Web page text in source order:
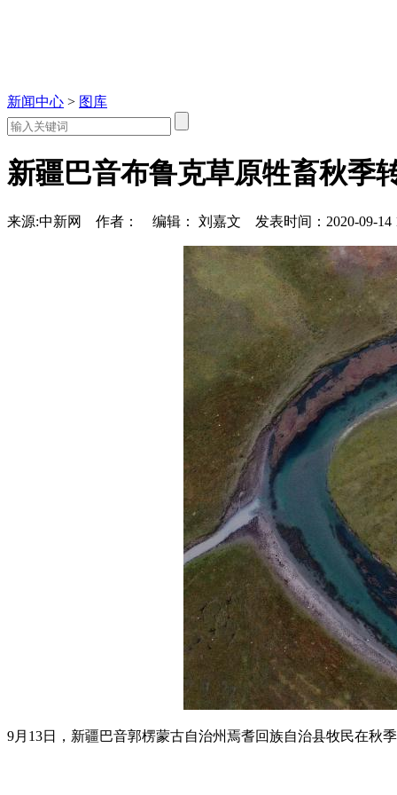
新闻中心 > 图库
新疆巴音布鲁克草原牲畜秋季
来源:中新网 作者： 编辑： 刘嘉文 发表时间：2020-09-14
9月13日，新疆巴音郭楞蒙古自治州焉耆回族自治县牧民在秋